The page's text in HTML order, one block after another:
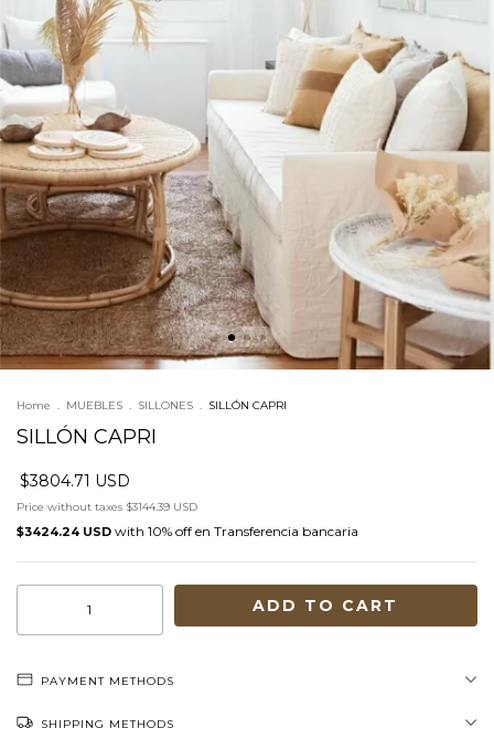
Home . MUEBLES . SILLONES . SILLÓN CAPRI
SILLÓN CAPRI
$3804.71 USD
Price without taxes $3144.39 USD
$3424.24 USD with Transferencia bancaria
PAYMENT METHODS
SHIPPING METHODS